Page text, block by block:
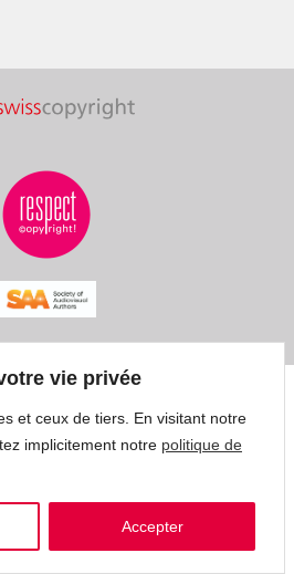
vie privée
et ceux de tiers. En visitant notre
implicitement notre politique de
Accepter